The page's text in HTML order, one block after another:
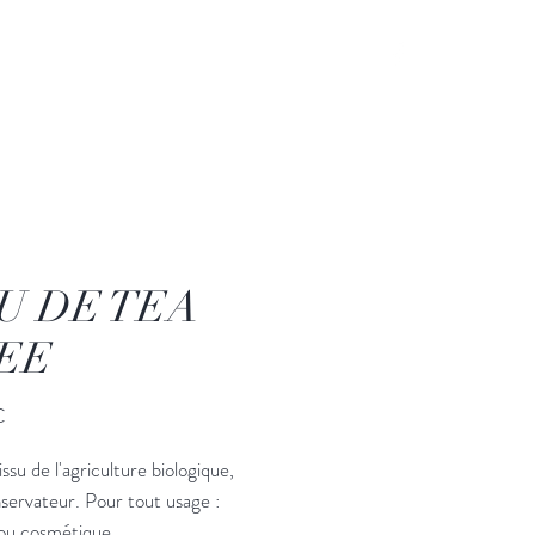
DE TEA
de l'agriculture biologique,
Pour tout usage :